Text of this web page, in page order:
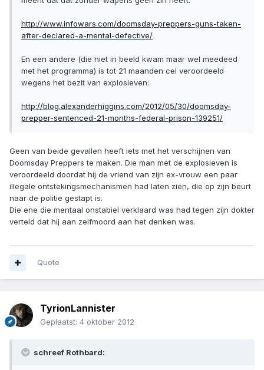
http://www.infowars.com/doomsday-preppers-guns-taken-
after-declared-a-mental-defective/
En een andere (die niet in beeld kwam maar wel meedeed
met het programma) is tot 21 maanden cel veroordeeld
wegens het bezit van explosieven:
http://blog.alexanderhiggins.com/2012/05/30/doomsday-
prepper-sentenced-21-months-federal-prison-139251/
Geen van beide gevallen heeft iets met het verschijnen van
Doomsday Preppers te maken. Die man met de explosieven is
veroordeeld doordat hij de vriend van zijn ex-vrouw een paar
illegale ontstekingsmechanismen had laten zien, die op zijn beurt
naar de politie gestapt is.
Die ene die mentaal onstabiel verklaard was had tegen zijn dokter
verteld dat hij aan zelfmoord aan het denken was.
Quote
TyrionLannister
Geplaatst: 4 oktober 2012
schreef Rothbard: